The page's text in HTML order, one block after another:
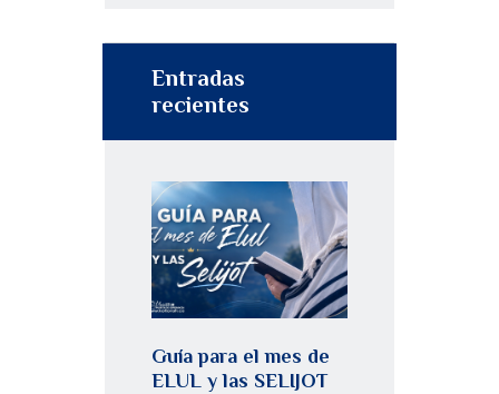
Entradas
recientes
Guía para el mes de
ELUL y las SELIJOT